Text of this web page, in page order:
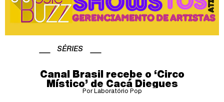
SÉRIES
Canal Brasil recebe o ‘Circo
Místico’ de Cacá Diegues
Por Laboratório Pop